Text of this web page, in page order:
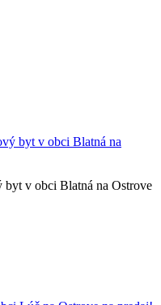
v obci Blatná na Ostrove